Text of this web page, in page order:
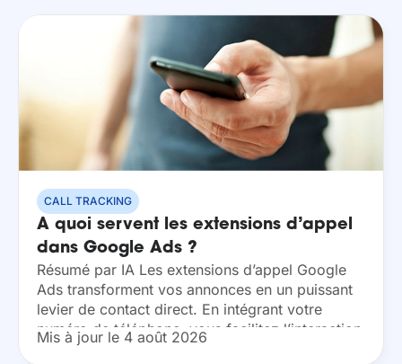
CALL TRACKING
A quoi servent les extensions d’appel
dans Google Ads ?
Résumé par IA Les extensions d’appel Google
Ads transforment vos annonces en un puissant
levier de contact direct. En intégrant votre
numéro de téléphone, vous facilitez l’interaction
avec vos prospects sur tous les supports. Cette
Mis à jour le 4 août 2026